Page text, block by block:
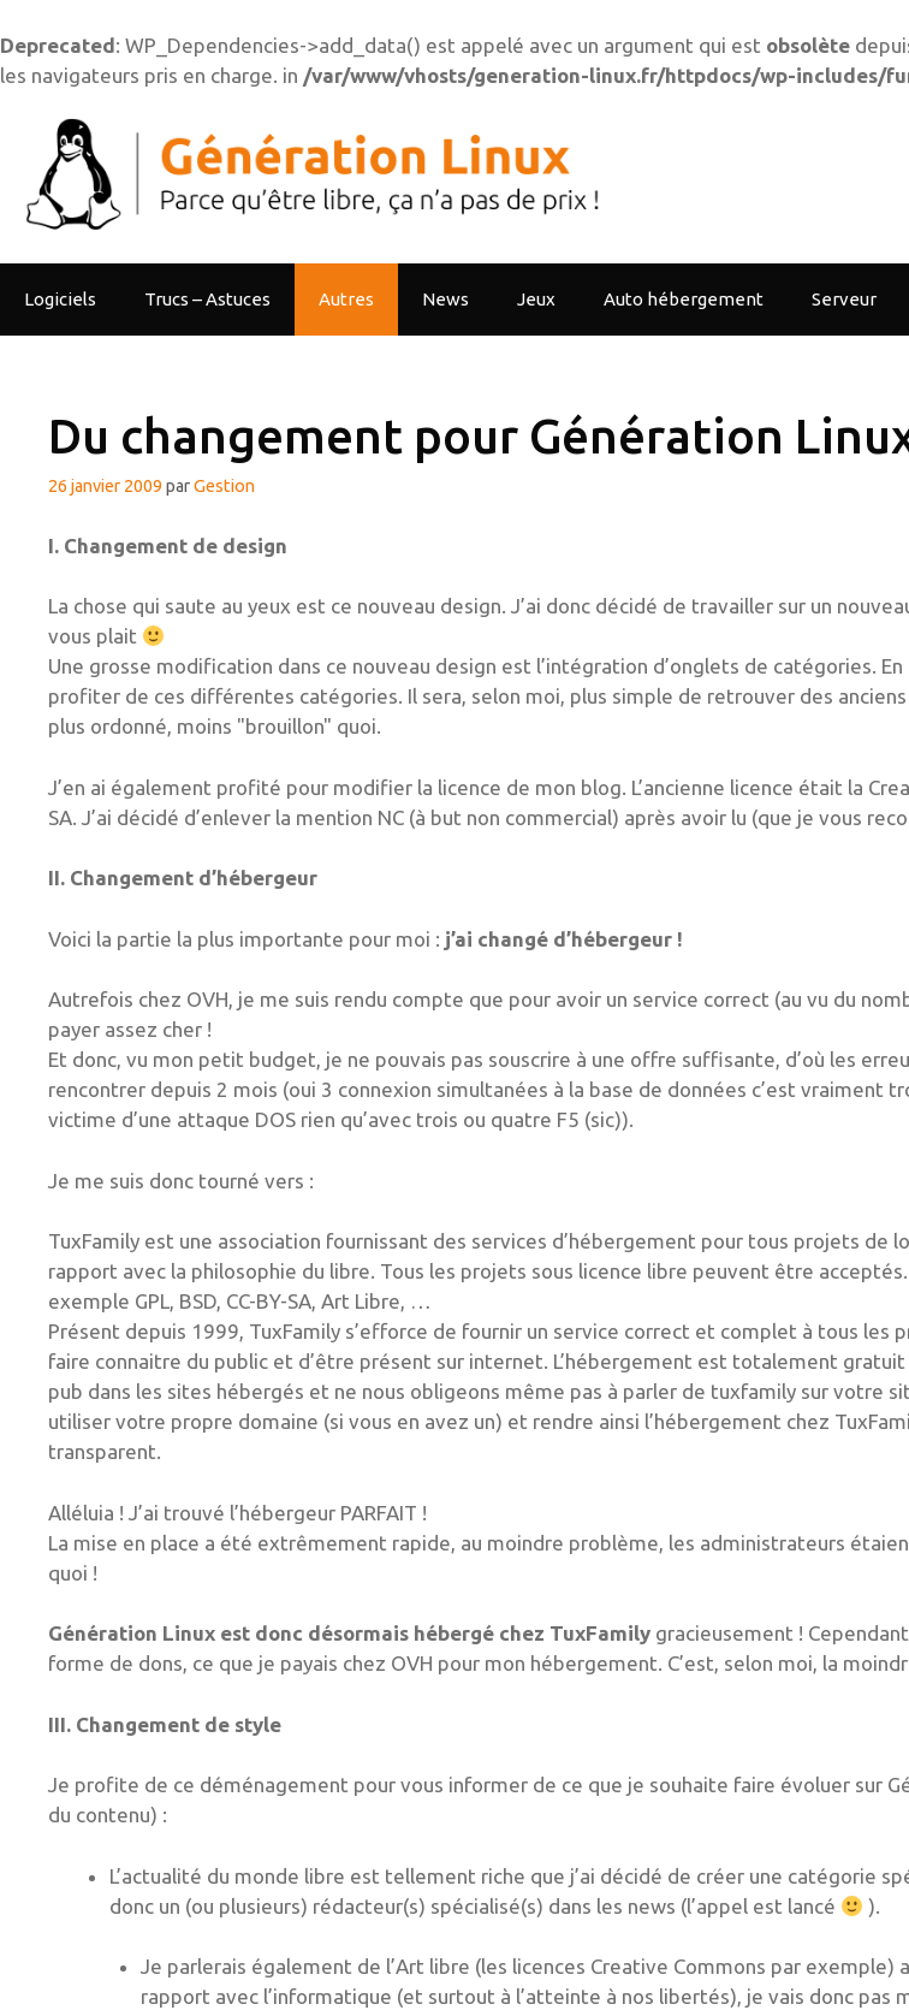
Deprecated: WP_Dependencies->add_data() est appelé avec un argument qui est obsolète
les navigateurs pris en charge. in /var/www/vhosts/generation-linux.fr/httpdocs/wp-includes/
contenu
Logiciels Trucs – Astuces Autres News Jeux Auto hébergement Serveur
Du changement pour Génération
26 janvier 2009 parGestion
I. Changement de design
La chose qui saute au yeux est ce nouveau design. J’ai donc décidé de travailler sur un
vous plait
Une grosse modification dans ce nouveau design est l’intégration d’onglets de catégories.
profiter de ces différentes catégories. Il sera, selon moi, plus simple de retrouver des
plus ordonné, moins "brouillon" quoi.
J’en ai également profité pour modifier la licence de mon blog. L’ancienne licence était la
SA. J’ai décidé d’enlever la mention NC (à but non commercial) après avoir lu (que je vous
II. Changement d’hébergeur
Voici la partie la plus importante pour moi : j’ai changé d’hébergeur !
Autrefois chez OVH, je me suis rendu compte que pour avoir un service correct (au vu du
payer assez cher !
Et donc, vu mon petit budget, je ne pouvais pas souscrire à une offre suffisante, d’où les
rencontrer depuis 2 mois (oui 3 connexion simultanées à la base de données c’est vraiment
victime d’une attaque DOS rien qu’avec trois ou quatre F5 (sic)).
Je me suis donc tourné vers :
TuxFamily est une association fournissant des services d’hébergement pour tous projets de
rapport avec la philosophie du libre. Tous les projets sous licence libre peuvent être
exemple GPL, BSD, CC-BY-SA, Art Libre, …
Présent depuis 1999, TuxFamily s’efforce de fournir un service correct et complet à tous les
faire connaitre du public et d’être présent sur internet. L’hébergement est totalement gratuit :
pub dans les sites hébergés et ne nous obligeons même pas à parler de tuxfamily sur votre
utiliser votre propre domaine (si vous en avez un) et rendre ainsi l’hébergement chez
transparent.
Alléluia ! J’ai trouvé l’hébergeur PARFAIT !
La mise en place a été extrêmement rapide, au moindre problème, les administrateurs
quoi !
Génération Linux est donc désormais hébergé chez TuxFamily gracieusement !
forme de dons, ce que je payais chez OVH pour mon hébergement. C’est, selon moi, la
III. Changement de style
Je profite de ce déménagement pour vous informer de ce que je souhaite faire évoluer sur
du contenu) :
L’actualité du monde libre est tellement riche que j’ai décidé de créer une catégorie
donc un (ou plusieurs) rédacteur(s) spécialisé(s) dans les news (l’appel est lancé
).
Je parlerais également de l’Art libre (les licences Creative Commons par exemple)
rapport avec l’informatique (et surtout à l’atteinte à nos libertés), je vais donc pas